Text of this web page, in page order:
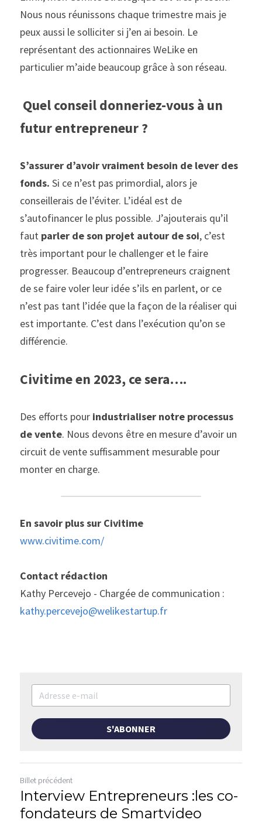
Nous nous réunissons chaque trimestre mais je
peux aussi le solliciter si j’en ai besoin. Le
représentant des actionnaires WeLike en
particulier m’aide beaucoup grâce à son réseau.
Quel conseil donneriez-vous à un
futur entrepreneur ?
S’assurer d’avoir vraiment besoin de lever des
fonds. Si ce n’est pas primordial, alors je
conseillerais de l’éviter. L’idéal est de
s’autofinancer le plus possible. J’ajouterais qu’il
faut parler de son projet autour de soi, c’est
très important pour le challenger et le faire
progresser. Beaucoup d’entrepreneurs craignent
de se faire voler leur idée s’ils en parlent, or ce
n’est pas tant l’idée que la façon de la réaliser qui
est importante. C’est dans l’exécution qu’on se
différencie.
Civitime en 2023, ce sera….
Des efforts pour industrialiser notre processus
de vente. Nous devons être en mesure d’avoir un
circuit de vente suffisamment mesurable pour
monter en charge.
En savoir plus sur Civitime
www.civitime.com/
Contact rédaction
kathy.percevejo@welikestartup.fr
S'ABONNER
Billet précédent
Interview Entrepreneurs :les co-
fondateurs de Smartvideo